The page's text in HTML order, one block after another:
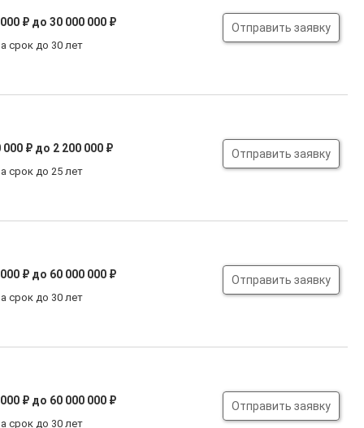
₽ до 30 000 000 ₽
срок до 30 лет
Отправить заявку
000 ₽ до 2 200 000 ₽
срок до 25 лет
Отправить заявку
₽ до 60 000 000 ₽
срок до 30 лет
Отправить заявку
₽ до 60 000 000 ₽
срок до 30 лет
Отправить заявку